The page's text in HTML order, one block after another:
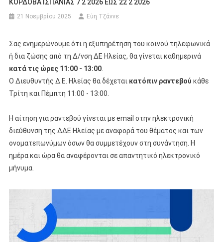
ΚΟΡΔΟΒΑ ΙΣΠΑΝΙΑΣ 7 2 2026 ΕΩΣ 22 2 2026
21 Νοεμβρίου 2025 Εύη Τζάννε
Σας ενημερώνουμε ότι η εξυπηρέτηση του κοινού τηλεφωνικά
ή δια ζώσης από τη Δ/νση ΔΕ Ηλείας, θα γίνεται καθημερινά
κατά τις ώρες 11:00 - 13:00.
Ο Διευθυντής Δ.Ε. Ηλείας θα δέχεται κατόπιν ραντεβού κάθε
Τρίτη και Πέμπτη 11:00 - 13:00.
Η αίτηση για ραντεβού γίνεται με email στην ηλεκτρονική
διεύθυνση της ΔΔΕ Ηλείας με αναφορά του θέματος και των
ονοματεπωνύμων όσων θα συμμετέχουν στη συνάντηση. Η
ημέρα και ώρα θα αναφέρονται σε απαντητικό ηλεκτρονικό
μήνυμα.